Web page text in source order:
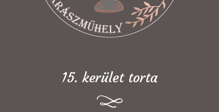
15. kerület torta